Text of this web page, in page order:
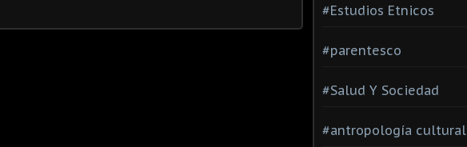
#Estudios Etnicos
#parentesco
#Salud Y Sociedad
#antropología cultural